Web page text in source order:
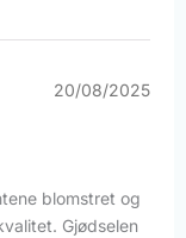
20/08/2025
blomstret og
Gjødselen